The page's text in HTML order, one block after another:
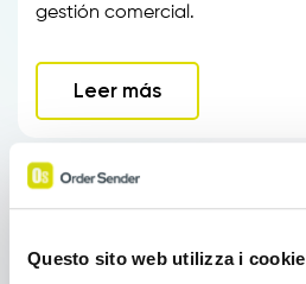
Questo sito web utilizza i cookie
gestión comercial.
Leer más